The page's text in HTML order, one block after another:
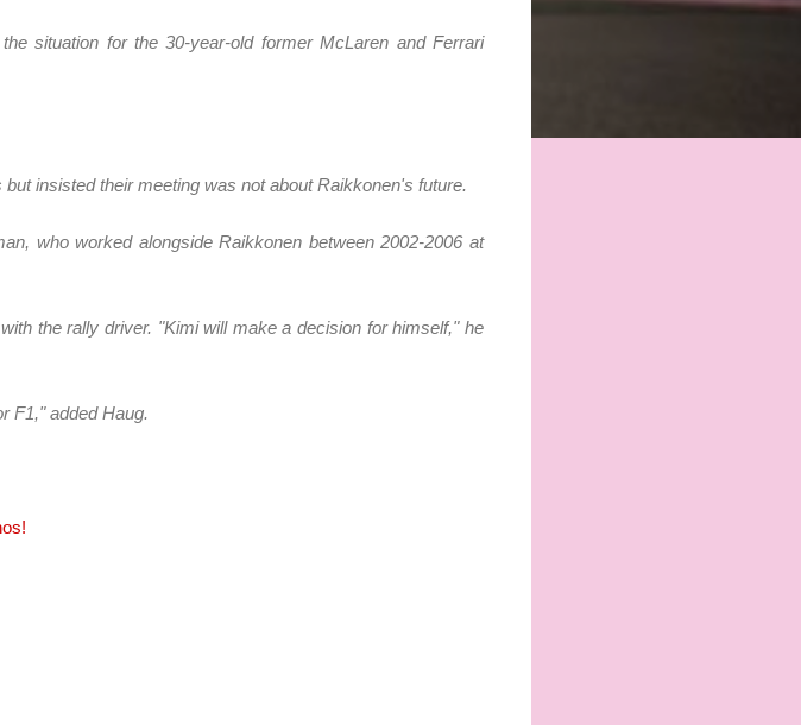
situation for the 30-year-old former McLaren and Ferrari
insisted their meeting was not about Raikkonen's future.
who worked alongside Raikkonen between 2002-2006 at
the rally driver. "Kimi will make a decision for himself," he
F1," added Haug.